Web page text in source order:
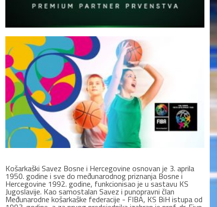
Košarkaški Savez Bosne i Hercegovine osnovan je 3. aprila
1950. godine i sve do međunarodnog priznanja Bosne i
Hercegovine 1992. godine, funkcionisao je u sastavu KS
Jugoslavije. Kao samostalan Savez i punopravni član
Međunarodne košarkaške federacije - FIBA, KS BiH istupa od